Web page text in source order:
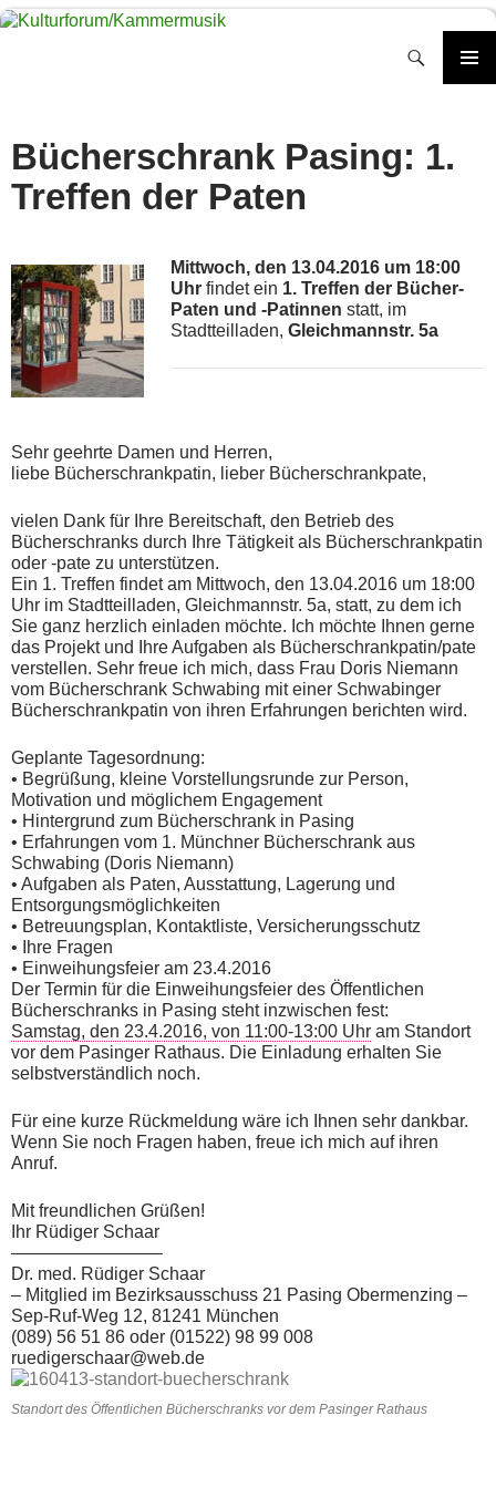
Zum
Bücherschrank Pasing: 1.
Treffen der Paten
Mittwoch, den 13.04.2016 um 18:00
Uhr findet ein 1. Treffen der Bücher-
Paten und -Patinnen statt, im
Stadtteilladen, Gleichmannstr. 5a
Sehr geehrte Damen und Herren,
liebe Bücherschrankpatin, lieber Bücherschrankpate,
vielen Dank für Ihre Bereitschaft, den Betrieb des
Bücherschranks durch Ihre Tätigkeit als Bücherschrankpatin
oder -pate zu unterstützen.
Ein 1. Treffen findet am Mittwoch, den 13.04.2016 um 18:00
Uhr im Stadtteilladen, Gleichmannstr. 5a, statt, zu dem ich
Sie ganz herzlich einladen möchte. Ich möchte Ihnen gerne
das Projekt und Ihre Aufgaben als Bücherschrankpatin/pate
verstellen. Sehr freue ich mich, dass Frau Doris Niemann
vom Bücherschrank Schwabing mit einer Schwabinger
Bücherschrankpatin von ihren Erfahrungen berichten wird.
Geplante Tagesordnung:
• Begrüßung, kleine Vorstellungsrunde zur Person,
Motivation und möglichem Engagement
• Hintergrund zum Bücherschrank in Pasing
• Erfahrungen vom 1. Münchner Bücherschrank aus
Schwabing (Doris Niemann)
• Aufgaben als Paten, Ausstattung, Lagerung und
Entsorgungsmöglichkeiten
• Betreuungsplan, Kontaktliste, Versicherungsschutz
• Ihre Fragen
• Einweihungsfeier am 23.4.2016
Der Termin für die Einweihungsfeier des Öffentlichen
Bücherschranks in Pasing steht inzwischen fest:
Samstag, den 23.4.2016, von 11:00-13:00 Uhr am Standort
vor dem Pasinger Rathaus. Die Einladung erhalten Sie
selbstverständlich noch.
Für eine kurze Rückmeldung wäre ich Ihnen sehr dankbar.
Wenn Sie noch Fragen haben, freue ich mich auf ihren
Anruf.
Mit freundlichen Grüßen!
Ihr Rüdiger Schaar
————————–
Dr. med. Rüdiger Schaar
– Mitglied im Bezirksausschuss 21 Pasing Obermenzing –
Sep-Ruf-Weg 12, 81241 München
(089) 56 51 86 oder (01522) 98 99 008
ruedigerschaar@web.de
Standort des Öffentlichen Bücherschranks vor dem Pasinger Rathaus